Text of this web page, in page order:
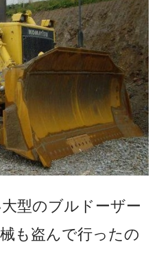
型のブルドーザー
も盗んで行ったの